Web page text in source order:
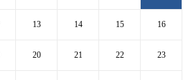
13 14 15 16
20 21 22 23